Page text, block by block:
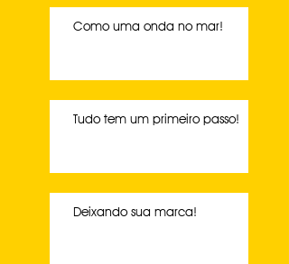
Como uma onda no mar!
Tudo tem um primeiro passo!
Deixando sua marca!